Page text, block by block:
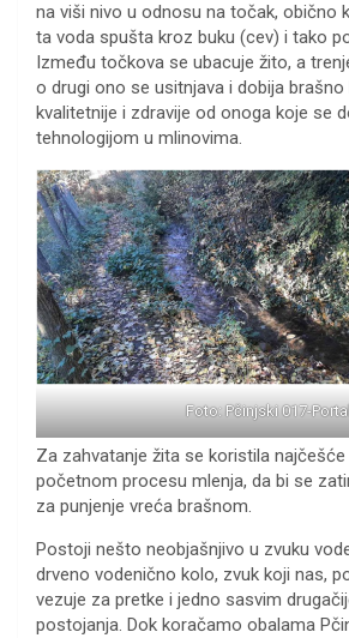
na viši nivo u odnosu na točak, obično
ta voda spušta kroz buku (cev) i tako
Između točkova se ubacuje žito, a
o drugi ono se usitnjava i dobija
kvalitetnije i zdravije od onoga koje se
tehnologijom u mlinovima.
Foto: Pčinjski 017-Portal
Za zahvatanje žita se koristila
početnom procesu mlenja, da bi se
za punjenje vreća brašnom.
Postoji nešto neobjašnjivo u zvuku
drveno vodenično kolo, zvuk koji nas,
vezuje za pretke i jedno sasvim
postojanja. Dok koračamo obalama